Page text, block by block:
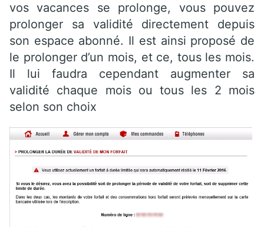
vos vacances se prolonge, vous pouvez
prolonger sa validité directement depuis
son espace abonné. Il est ainsi proposé de
le prolonger d’un mois, et ce, tous les mois.
Il lui faudra cependant augmenter sa
validité chaque mois ou tous les 2 mois
selon son choix